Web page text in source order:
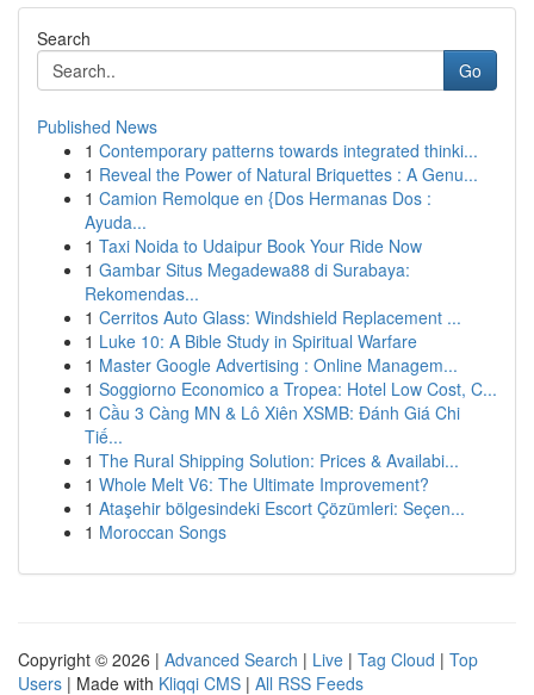
Search
Go
Published News
1 Contemporary patterns towards integrated thinki...
1 Reveal the Power of Natural Briquettes : A Genu...
1 Camion Remolque en {Dos Hermanas Dos :
Ayuda...
1 Taxi Noida to Udaipur Book Your Ride Now
1 Gambar Situs Megadewa88 di Surabaya:
Rekomendas...
1 Cerritos Auto Glass: Windshield Replacement ...
1 Luke 10: A Bible Study in Spiritual Warfare
1 Master Google Advertising : Online Managem...
1 Soggiorno Economico a Tropea: Hotel Low Cost, C...
1 Cầu 3 Càng MN & Lô Xiên XSMB: Đánh Giá Chi
Tiế...
1 The Rural Shipping Solution: Prices & Availabi...
1 Whole Melt V6: The Ultimate Improvement?
1 Ataşehir bölgesindeki Escort Çözümleri: Seçen...
1 Moroccan Songs
Copyright © 2026 | Advanced Search | Live | Tag Cloud | Top
Users | Made with Kliqqi CMS | All RSS Feeds